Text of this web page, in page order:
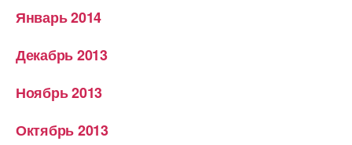
Январь 2014
Декабрь 2013
Ноябрь 2013
Октябрь 2013